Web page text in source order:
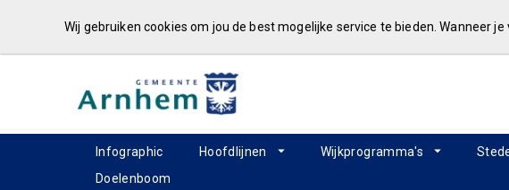
Wij gebruiken cookies om jou de best mogelijke service te bieden. Wanneer
Infographic Hoofdlijnen Wijkprogramma's
Doelenboom